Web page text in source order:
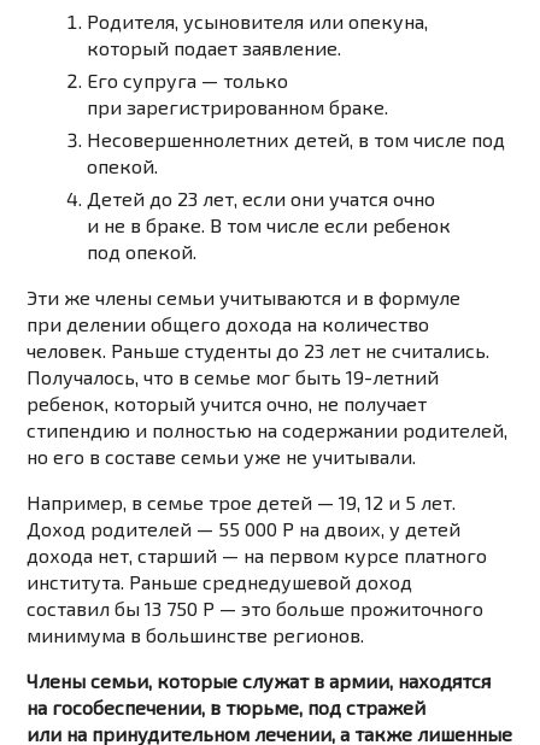
Родителя, усыновителя или опекуна,
который подает заявление.
Его супруга — только
при зарегистрированном браке.
Несовершеннолетних детей, в том числе под
опекой.
Детей до 23 лет, если они учатся очно
и не в браке. В том числе если ребенок
под опекой.
Эти же члены семьи учитываются и в формуле
при делении общего дохода на количество
человек. Раньше студенты до 23 лет не считались.
Получалось, что в семье мог быть 19-летний
ребенок, который учится очно, не получает
стипендию и полностью на содержании родителей,
но его в составе семьи уже не учитывали.
Например, в семье трое детей — 19, 12 и 5 лет.
Доход родителей — 55 000 Р на двоих, у детей
дохода нет, старший — на первом курсе платного
института. Раньше среднедушевой доход
составил бы 13 750 Р — это больше прожиточного
минимума в большинстве регионов.
Члены семьи, которые служат в армии, находятся
на гособеспечении, в тюрьме, под стражей
или на принудительном лечении, а также лишенные